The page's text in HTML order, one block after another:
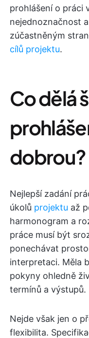
prohlášení o práci
nejednoznačnost
zúčastněným
cílů projektu.
Co dělá
dobrou?
Nejlepší zadání
úkolů projektu až
harmonogram a
práce musí být
ponechávat
interpretaci. Měla
pokyny ohledně
termínů a výstupů.
Nejde však jen o
flexibilita.